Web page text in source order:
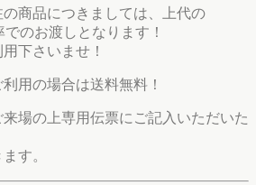
商品につきましては、上代の
のお渡しとなります！
下さいませ！
用の場合は送料無料！
場の上専用伝票にご記入いただいた
す。